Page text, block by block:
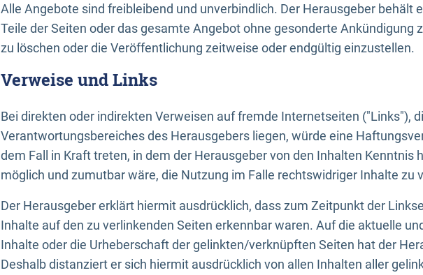
Alle Angebote sind freibleibend und unverbindlich. Der Herausgeber behält
Teile der Seiten oder das gesamte Angebot ohne gesonderte Ankündigung
zu löschen oder die Veröffentlichung zeitweise oder endgültig einzustellen.
Verweise und Links
Bei direkten oder indirekten Verweisen auf fremde Internetseiten ("Links"),
Verantwortungsbereiches des Herausgebers liegen, würde eine
dem Fall in Kraft treten, in dem der Herausgeber von den Inhalten Kenntnis
möglich und zumutbar wäre, die Nutzung im Falle rechtswidriger Inhalte zu
Der Herausgeber erklärt hiermit ausdrücklich, dass zum Zeitpunkt der
Inhalte auf den zu verlinkenden Seiten erkennbar waren. Auf die aktuelle
Inhalte oder die Urheberschaft der gelinkten/verknüpften Seiten hat der
Deshalb distanziert er sich hiermit ausdrücklich von allen Inhalten aller